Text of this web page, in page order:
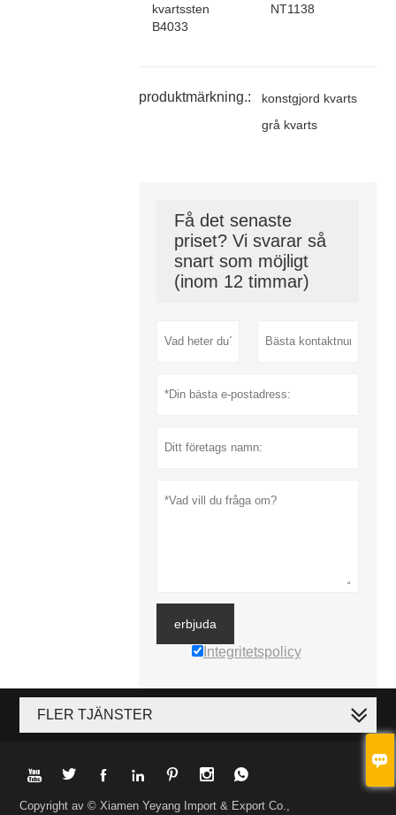

kvartssten
B4033
NT1138
produktmärkning.:
konstgjord kvarts
grå kvarts
Få det senaste
priset? Vi svarar så
snart som möjligt
(inom 12 timmar)
erbjuda
Integritetspolicy
FLER TJÄNSTER
      
Copyright av © Xiamen Yeyang Import & Export Co.,